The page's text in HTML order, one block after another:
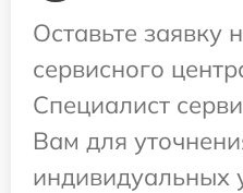
Оставьте заявку
сервисного
Специалист
Вам для
индивидуальных